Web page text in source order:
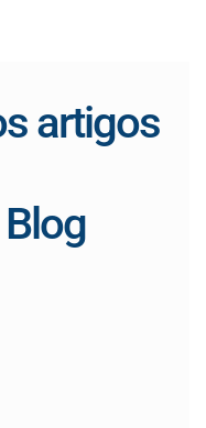
artigos